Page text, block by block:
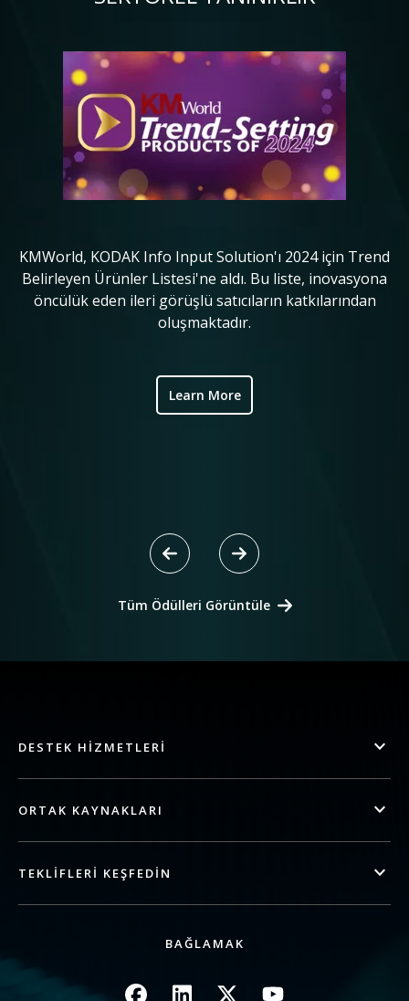
KMWorld, KODAK Info Input Solution'ı 2024 için Trend
Belirleyen Ürünler Listesi'ne aldı. Bu liste, inovasyona
öncülük eden ileri görüşlü satıcıların katkılarından
oluşmaktadır.
Learn More
Tüm Ödülleri Görüntüle
DESTEK HIZMETLERI
ORTAK KAYNAKLARI
TEKLIFLERI KEŞFEDIN
BAĞLAMAK
Resim Resim Resim Resim